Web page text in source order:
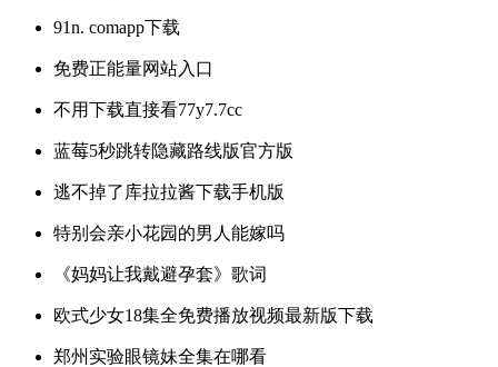
91n. comapp下载
免费正能量网站入口
不用下载直接看77y7.7cc
蓝莓5秒跳转隐藏路线版官方版
逃不掉了库拉拉酱下载手机版
特别会亲小花园的男人能嫁吗
《妈妈让我戴避孕套》歌词
欧式少女18集全免费播放视频最新版下载
郑州实验眼镜妹全集在哪看